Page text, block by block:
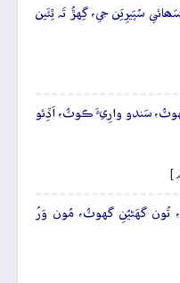
سُپَيرِيَن جي، گِهڙُ تَہ ٿِئَين
سَندو وارِيءَ ڪوٽُ، اَڏِئو
تُون گهَڻيُنِ گهوٽُ، مُون وَرُ